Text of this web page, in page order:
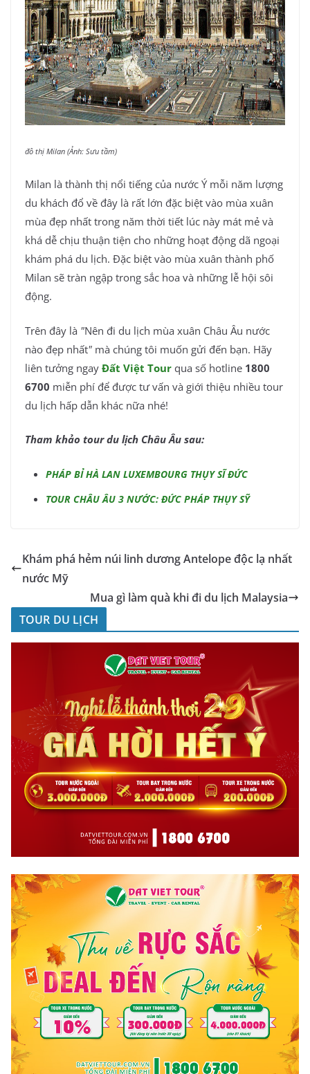
đô thị Milan (Ảnh: Sưu tầm)
Milan là thành thị nổi tiếng của nước Ý mỗi năm lượng
du khách đổ về đây là rất lớn đặc biệt vào mùa xuân
mùa đẹp nhất trong năm thời tiết lúc này mát mẻ và
khá dễ chịu thuận tiện cho những hoạt động dã ngoại
khám phá du lịch. Đặc biệt vào mùa xuân thành phố
Milan sẽ tràn ngập trong sắc hoa và những lễ hội sôi
động.
Trên đây là "Nên đi du lịch mùa xuân Châu Âu nước
nào đẹp nhất" mà chúng tôi muốn gửi đến bạn. Hãy
liên tưởng ngay Đất Việt Tour qua số hotline 1800
6700 miễn phí để được tư vấn và giới thiệu nhiều tour
du lịch hấp dẫn khác nữa nhé!
Tham khảo tour du lịch Châu Âu sau:
PHÁP BỈ HÀ LAN LUXEMBOURG THỤY SĨ ĐỨC
TOUR CHÂU ÂU 3 NƯỚC: ĐỨC PHÁP THỤY SỸ
Khám phá hẻm núi linh dương Antelope độc lạ nhất
nước Mỹ
Mua gì làm quà khi đi du lịch Malaysia
TOUR DU LỊCH